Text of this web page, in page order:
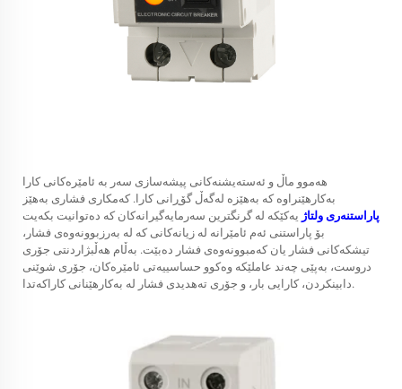
هەموو ماڵ و ئەستەیشنەکانی پیشەسازی سەر بە ئامێرەکانی کارا
بەکارهێنراوە کە بەهێزە لەگەڵ گۆڕانی کارا. کەمکاری فشاری بەهێز
پاراستنەری ولتاژ یەکێکە لە گرنگترین سەرمایەگیرانەکان کە دەتوانیت بکەیت
بۆ پاراستنی ئەم ئامێرانە لە زیانەکانی کە لە بەرزبوونەوەی فشار،
تیشکەکانی فشار یان کەمبوونەوەی فشار دەبێت. بەڵام هەڵبژاردنتی جۆری
دروست، بەپێی چەند عاملێکە وەکوو حساسییەتی ئامێرەکان، جۆری شوێنی
دابینکردن، کارایی بار، و جۆری تەهدیدی فشار لە بەکارهێنانی کاراکەتدا.